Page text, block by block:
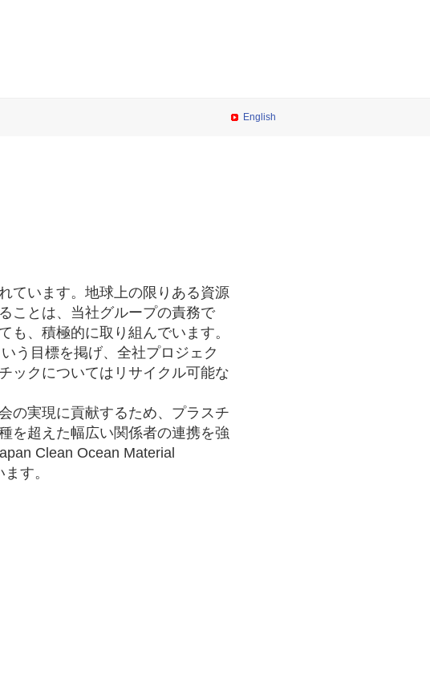
English
ています。地球上の限りある資源
ことは、当社グループの責務で
、積極的に取り組んでいます。
う目標を掲げ、全社プロジェク
ックについてはリサイクル可能な
の実現に貢献するため、プラスチ
を超えた幅広い関係者の連携を強
Clean Ocean Material
す。